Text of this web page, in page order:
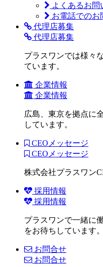
よくあるお問
お電話でのお
代理店募集
代理店募集
プラスワンでは様々
ています。
企業情報
企業情報
広島、東京を拠点に
しています。
CEOメッセージ
CEOメッセージ
株式会社プラスワン
採用情報
採用情報
プラスワンで一緒に
をお待ちしています。
お問合せ
お問合せ